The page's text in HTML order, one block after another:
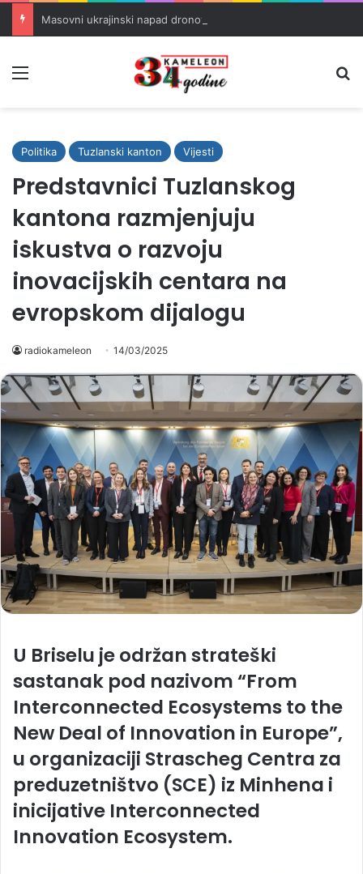
Politika Tuzlanski kanton Vijesti
Predstavnici Tuzlanskog
kantona razmjenjuju
iskustva o razvoju
inovacijskih centara na
evropskom dijalogu
radiokameleon 14/03/2025
U Briselu je održan strateški
sastanak pod nazivom “From
Interconnected Ecosystems to the
New Deal of Innovation in Europe”,
u organizaciji Strascheg Centra za
preduzetništvo (SCE) iz Minhena i
inicijative Interconnected
Innovation Ecosystem.